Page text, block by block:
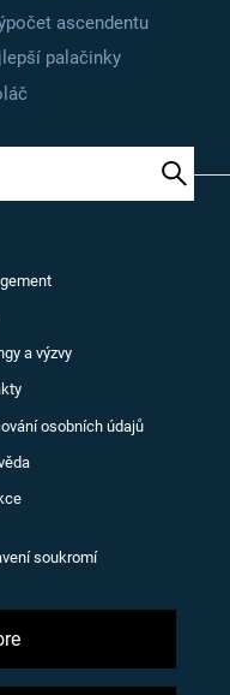
ascendentu
palačinky
a výzvy
osobních údajů
soukromí